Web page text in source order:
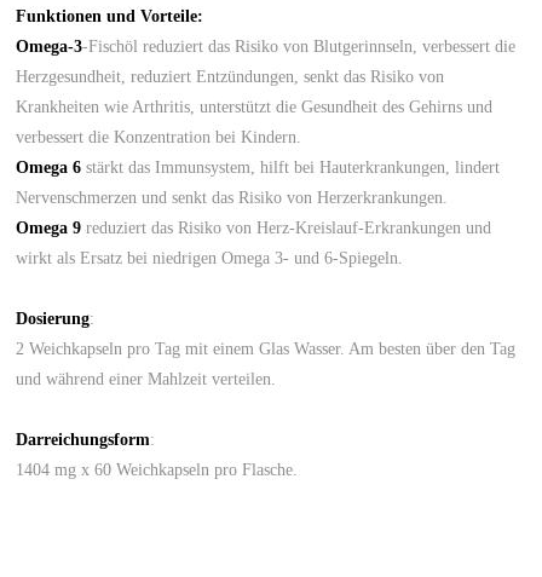
Funktionen und Vorteile:
Omega-3-Fischöl reduziert das Risiko von Blutgerinnseln, verbessert die
Herzgesundheit, reduziert Entzündungen, senkt das Risiko von
Krankheiten wie Arthritis, unterstützt die Gesundheit des Gehirns und
verbessert die Konzentration bei Kindern.
Omega 6 stärkt das Immunsystem, hilft bei Hauterkrankungen, lindert
Nervenschmerzen und senkt das Risiko von Herzerkrankungen.
Omega 9 reduziert das Risiko von Herz-Kreislauf-Erkrankungen und
wirkt als Ersatz bei niedrigen Omega 3- und 6-Spiegeln.
Dosierung:
2 Weichkapseln pro Tag mit einem Glas Wasser. Am besten über den Tag
und während einer Mahlzeit verteilen.
Darreichungsform:
1404 mg x 60 Weichkapseln pro Flasche.